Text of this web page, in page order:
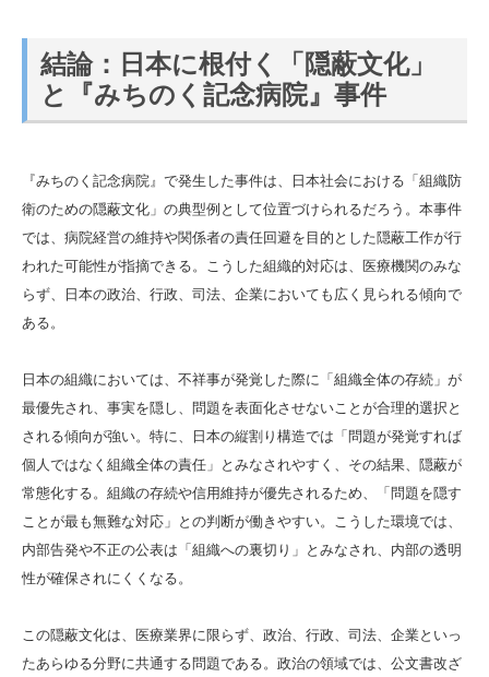
結論：日本に根付く「隠蔽文化」
と『みちのく記念病院』事件
『みちのく記念病院』で発生した事件は、日本社会における「組織防
衛のための隠蔽文化」の典型例として位置づけられるだろう。本事件
では、病院経営の維持や関係者の責任回避を目的とした隠蔽工作が行
われた可能性が指摘できる。こうした組織的対応は、医療機関のみな
らず、日本の政治、行政、司法、企業においても広く見られる傾向で
ある。
日本の組織においては、不祥事が発覚した際に「組織全体の存続」が
最優先され、事実を隠し、問題を表面化させないことが合理的選択と
される傾向が強い。特に、日本の縦割り構造では「問題が発覚すれば
個人ではなく組織全体の責任」とみなされやすく、その結果、隠蔽が
常態化する。組織の存続や信用維持が優先されるため、「問題を隠す
ことが最も無難な対応」との判断が働きやすい。こうした環境では、
内部告発や不正の公表は「組織への裏切り」とみなされ、内部の透明
性が確保されにくくなる。
この隠蔽文化は、医療業界に限らず、政治、行政、司法、企業といっ
たあらゆる分野に共通する問題である。政治の領域では、公文書改ざ